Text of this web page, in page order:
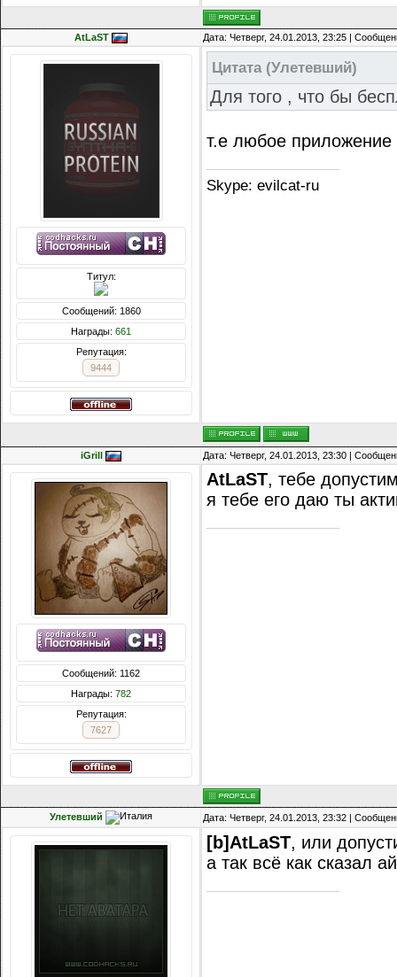
AtLaST Дата: Четверг, 24.01.2013, 23:25 |
Титул:
Сообщений: 1860
Награды: 661
Репутация:
9444
Цитата(Улетевший)
Для того , что бы
т.е любое приложение
Skype: evilcat-ru
iGrill Дата: Четверг, 24.01.2013, 23:30 |
Сообщений: 1162
Награды: 782
Репутация:
7627
AtLaST, тебе
я тебе его даю ты
Улетевший Дата: Четверг, 24.01.2013, 23:32 |
[b]AtLaST, или
а так всё как сказал